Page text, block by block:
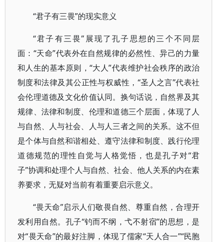
“君子有三畏”的现实意义
“君子有三畏”展现了孔子思想的三个不同层
面：“天命”代表外在自然规律的必然性、异己的力量
和人生的基本原则，“大人”代表维护社会秩序的政治
制度和法律及其公正性与权威性，“圣人之言”代表社
会伦理道德及文化价值认同。换句话说，自然界及其
规律、法律和制度、伦理和道德三个层面，体现了人
与自然、人与社会、人与人三者之间的关系。这不但
是个体与自然和谐相处、遵守法律和制度、践行伦理
道德规范的理性自觉与人格觉悟，也是孔子对“君
子”协调和处理个人与自然、社会、他人关系的内在素
养要求，无疑对当前有着重要启示意义。
“畏天命”启示人们敬畏自然、尊重自然，合理开
发利用自然。孔子“钓而不纲，弋不射宿”的思想，是
对“畏天命”的最好注脚，体现了儒家“天人合一”“民胞